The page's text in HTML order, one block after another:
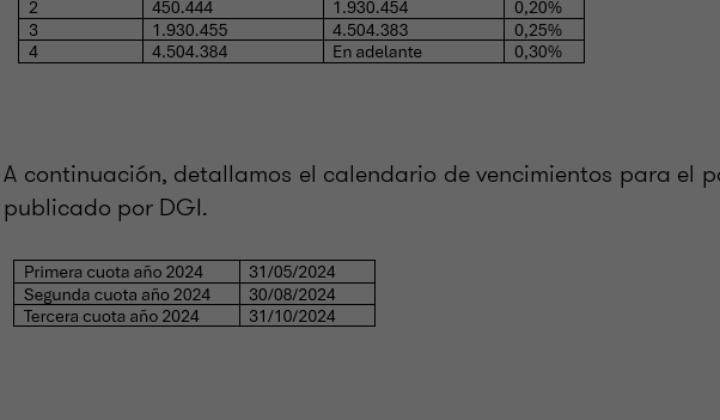
A continuación, detallamos el calendario de vencimientos para el
publicado por DGI.